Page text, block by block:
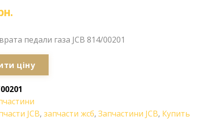
педали газа JCB 814/00201
ціну
JCB,запчасти жсб,Запчастини JCB, Купить